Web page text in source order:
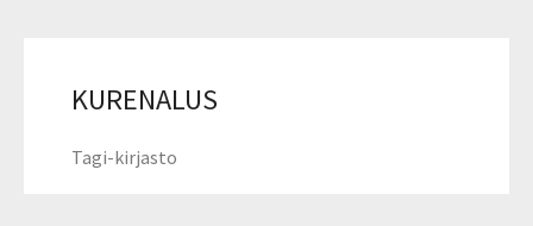
KURENALUS
Tagi-kirjasto